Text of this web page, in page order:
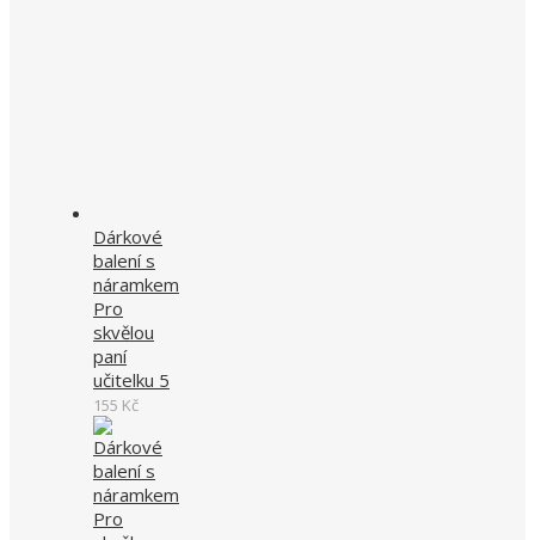
Dárkové
balení s
náramkem
Pro
skvělou
paní
učitelku 5
155 Kč